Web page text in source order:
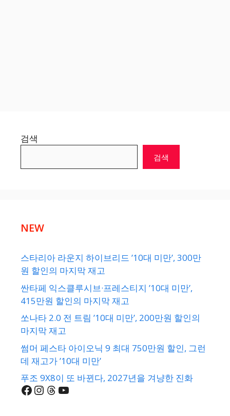
검색
검색
NEW
스타리아 라운지 하이브리드 ’10대 미만’, 300만
원 할인의 마지막 재고
싼타페 익스클루시브·프레스티지 ’10대 미만’,
415만원 할인의 마지막 재고
쏘나타 2.0 전 트림 ’10대 미만’, 200만원 할인의
마지막 재고
썸머 페스타 아이오닉 9 최대 750만원 할인, 그런
데 재고가 ’10대 미만’
푸조 9X8이 또 바뀐다, 2027년을 겨냥한 진화
Facebook
Instagram
Threads
YouTube